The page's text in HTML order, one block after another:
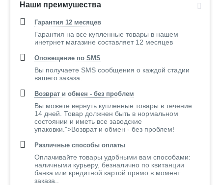
Наши преимушества
Гарантия 12 месяцев
Гарантия на все купленные товары в нашем
инетрнет магазине составляет 12 месяцев
Оповещение по SMS
Вы получаете SMS сообщения о каждой стадии
вашего заказа.
Возврат и обмен - без проблем
Вы можете вернуть купленные товары в течение
14 дней. Товар должнен быть в нормальном
состоянии и иметь все заводские
упаковки.">Возврат и обмен - без проблем!
Различные способы оплаты
Оплачивайте товары удобными вам способами:
наличными курьеру, безналично по квитанции
банка или кредитной картой прямо в момент
заказа..